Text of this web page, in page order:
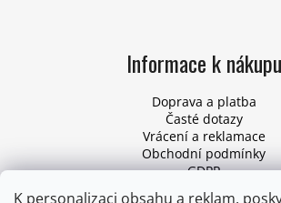
K personalizaci obsahu a reklam,
Informace k nákupu
Doprava a platba
Časté dotazy
Vrácení a reklamace
Obchodní podmínky
GDPR